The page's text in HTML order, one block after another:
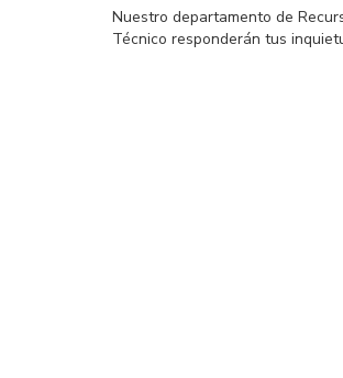
Nuestro departamento de
Técnico responderán tus